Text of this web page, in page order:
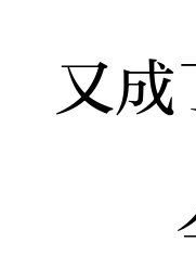
又
今